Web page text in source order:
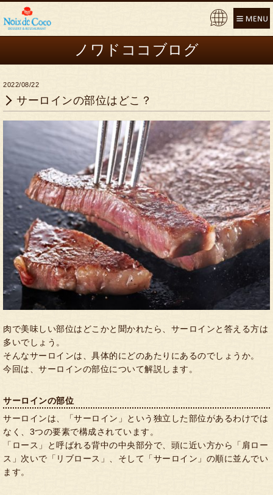
ノワドココブログ
2022/08/22
サーロインの部位はどこ？
肉で美味しい部位はどこかと聞かれたら、サーロインと答える方は
多いでしょう。
そんなサーロインは、具体的にどのあたりにあるのでしょうか。
今回は、サーロインの部位について解説します。
サーロインの部位
サーロインは、「サーロイン」という独立した部位があるわけでは
なく、3つの要素で構成されています。
「ロース」と呼ばれる背中の中央部分で、頭に近い方から「肩ロー
ス」次いで「リブロース」、そして「サーロイン」の順に並んでい
ます。